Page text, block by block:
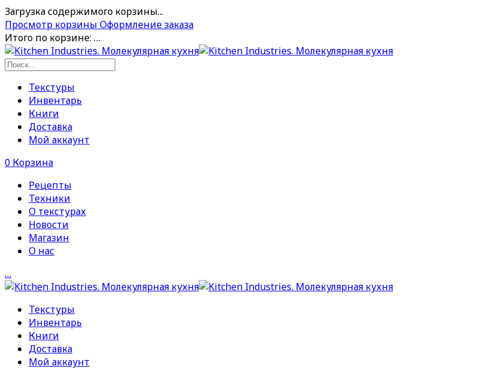
Загрузка содержимого корзины...
Просмотр корзины Оформление заказа
Итого по корзине: …
Текстуры
Инвентарь
Книги
Доставка
Мой аккаунт
0 Корзина
Рецепты
Техники
О текстурах
Новости
Магазин
О нас
…
Текстуры
Инвентарь
Книги
Доставка
Мой аккаунт